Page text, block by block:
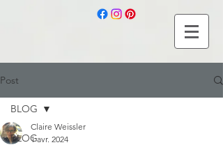
Post
BLOG
BLOG
Claire Weissler
1 avr. 2024